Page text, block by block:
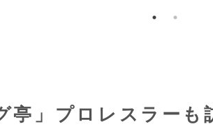
亭」プロレスラーも